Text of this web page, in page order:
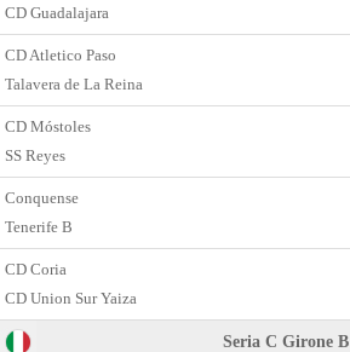
CD Guadalajara
CD Atletico Paso
Talavera de La Reina
CD Móstoles
SS Reyes
Conquense
Tenerife B
CD Coria
CD Union Sur Yaiza
Seria C Girone B